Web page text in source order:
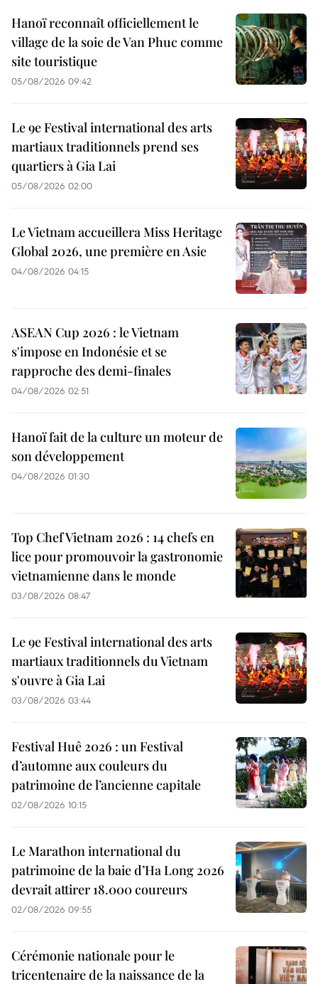
Hanoï reconnaît officiellement le
village de la soie de Van Phuc comme
site touristique
05/08/2026 09:42
Le 9e Festival international des arts
martiaux traditionnels prend ses
quartiers à Gia Lai
05/08/2026 02:00
Le Vietnam accueillera Miss Heritage
Global 2026, une première en Asie
04/08/2026 04:15
ASEAN Cup 2026 : le Vietnam
s'impose en Indonésie et se
rapproche des demi-finales
04/08/2026 02:51
Hanoï fait de la culture un moteur de
son développement
04/08/2026 01:30
Top Chef Vietnam 2026 : 14 chefs en
lice pour promouvoir la gastronomie
vietnamienne dans le monde
03/08/2026 08:47
Le 9e Festival international des arts
martiaux traditionnels du Vietnam
s'ouvre à Gia Lai
03/08/2026 03:44
Festival Huê 2026 : un Festival
d’automne aux couleurs du
patrimoine de l’ancienne capitale
02/08/2026 10:15
Le Marathon international du
patrimoine de la baie d’Ha Long 2026
devrait attirer 18.000 coureurs
02/08/2026 09:55
Cérémonie nationale pour le
tricentenaire de la naissance de la